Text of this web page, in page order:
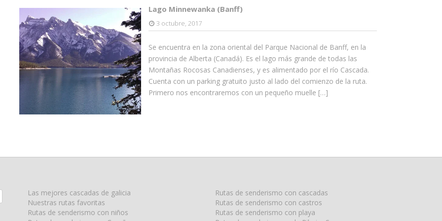
Lago Minnewanka (Banff)
3 octubre, 2017
Se encuentra en la zona oriental del Parque Nacional de Banff, en la
provincia de Alberta (Canadá). Es el lago más grande de todas las
Montañas Rocosas Canadienses, y es alimentado por el río Cascada.
Cuenta con un parking gratuito justo al lado del comienzo de la ruta.
Primero nos encontraremos con un pequeño muelle […]
Las mejores cascadas de galicia
Nuestras rutas favoritas
Rutas de senderismo con niños
Rutas de senderismo con cascadas
Rutas de senderismo con castros
Rutas de senderismo con playa